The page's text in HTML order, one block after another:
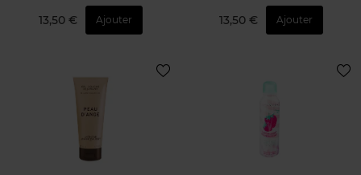
13,50 € Ajouter 13,50 € Ajouter